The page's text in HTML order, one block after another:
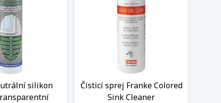
silikon
Čisticí sprej Franke Colored
Sink Cleaner